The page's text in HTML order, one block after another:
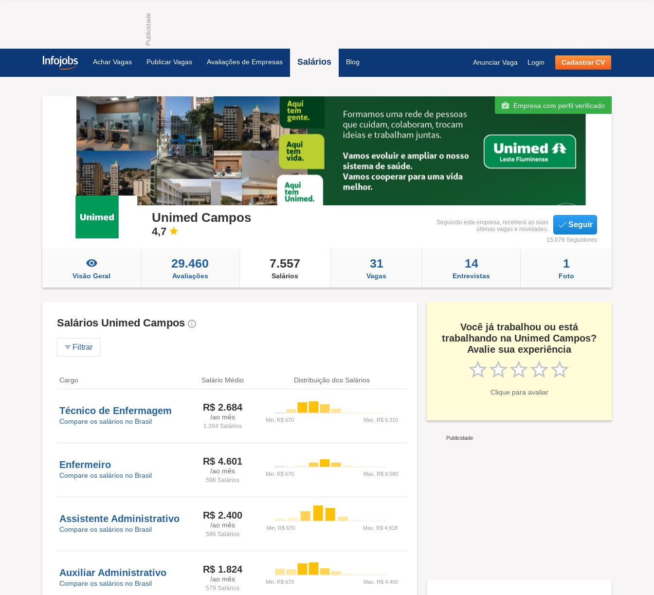
Achar Vagas Publicar Vagas Avaliações de Empresas Salários Blog Anunciar Vaga Login Cadastrar CV
Empresa com perfil verificado
Unimed Campos
4,7
Seguindo esta empresa, receberá as suas
últimas vagas e novidades.
Seguir
15.079 Seguidores
Visão Geral
29.460
Avaliações
7.557
Salários
31
Vagas
14
Entrevistas
1
Foto
Salários Unimed Campos
Filtrar
Cargo Salário Médio Distribuição dos Salários
Técnico de Enfermagem
Compare os salários no Brasil
R$ 2.684
/ao mês
1.204 Salários
Enfermeiro
Compare os salários no Brasil
R$ 4.601
/ao mês
596 Salários
Assistente Administrativo
Compare os salários no Brasil
R$ 2.400
/ao mês
586 Salários
Auxiliar Administrativo
Compare os salários no Brasil
R$ 1.824
/ao mês
579 Salários
Você já trabalhou ou está
trabalhando na Unimed Campos?
Avalie sua experiência
Clique para avaliar